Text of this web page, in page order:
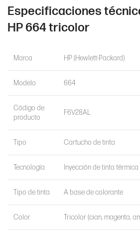
Especificaciones
HP 664 tricolor
Marca HP (Hewlett-Packard)
Modelo 664
Código de
producto
F6V28AL
Tipo Cartucho de tinta
Tecnología Inyección de tinta térmica
Tipo de tinta A base de colorante
Color Tricolor (cian, magenta,